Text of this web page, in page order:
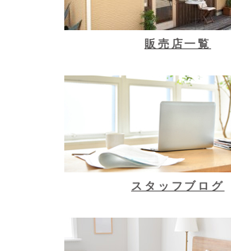
販売店一覧
スタッフブログ